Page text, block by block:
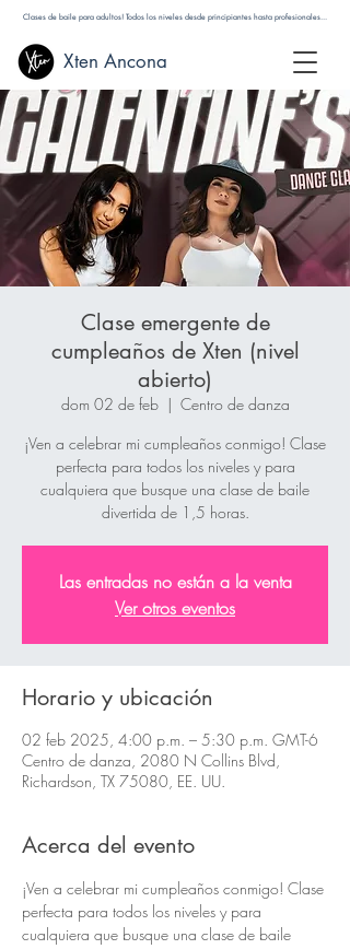
Clases de baile para adultos! Todos los niveles desde principiantes hasta profesionales...
Xten Ancona
Clase emergente de
cumpleaños de Xten (nivel
abierto)
dom 02 de feb
  |
Centro de danza
¡Ven a celebrar mi cumpleaños conmigo! Clase
perfecta para todos los niveles y para
cualquiera que busque una clase de baile
divertida de 1,5 horas.
Las entradas no están a la venta
Ver otros eventos
Horario y ubicación
02 feb 2025, 4:00 p.m. – 5:30 p.m. GMT-6
Centro de danza, 2080 N Collins Blvd,
Richardson, TX 75080, EE. UU.
Acerca del evento
¡Ven a celebrar mi cumpleaños conmigo! Clase
perfecta para todos los niveles y para
cualquiera que busque una clase de baile